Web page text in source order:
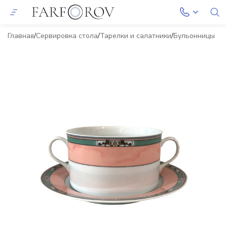
Главная Сервировка стола Тарелки и салатники Бульонницы